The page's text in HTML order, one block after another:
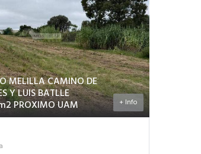
MELILLA CAMINO DE
Y LUIS BATLLE
PROXIMO UAM + Info